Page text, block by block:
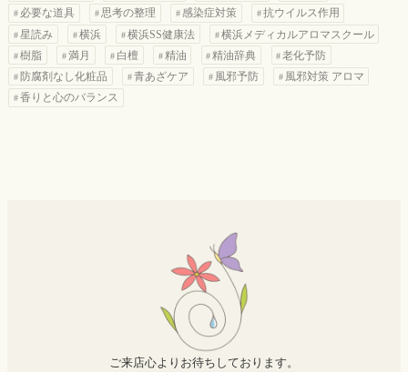
必要な道具
思考の整理 感染症対策
抗ウイルス作用
星読み
横浜 横浜SS健康法
横浜メディカルアロマスクール
樹脂
満月 白檀 精油 精油辞典
老化予防
防腐剤なし化粧品
青あざケア 風邪予防
風邪対策 アロマ
香りと心のバランス
ご来店心よりお待ちしております。